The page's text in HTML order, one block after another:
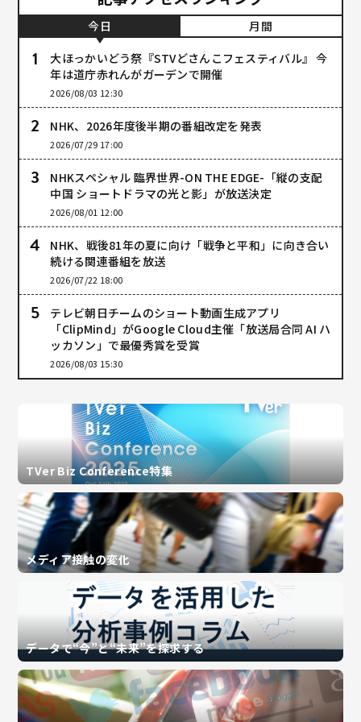
今日
月間
大ほっかいどう祭『STVどさんこフェスティバル』 今
年は道庁赤れんがガーデンで開催
2026/08/03 12:30
NHK、2026年度後半期の番組改定を発表
2026/07/29 17:00
NHKスペシャル 臨界世界-ON THE EDGE-「縦の支配
中国 ショートドラマの光と影」が放送決定
2026/08/01 12:00
NHK、戦後81年の夏に向け「戦争と平和」に向き合い
続ける関連番組を放送
2026/07/22 18:00
テレビ朝日チームのショート動画生成アプリ
「ClipMind」がGoogle Cloud主催「放送局合同 AI ハ
ッカソン」で最優秀賞を受賞
2026/08/03 15:30
TVer Biz Conference特集
メディア接触の変化
データで“今”と“未来”を探求する